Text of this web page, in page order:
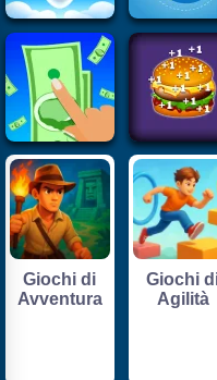
Giochi di
Avventura
Giochi
Agilità